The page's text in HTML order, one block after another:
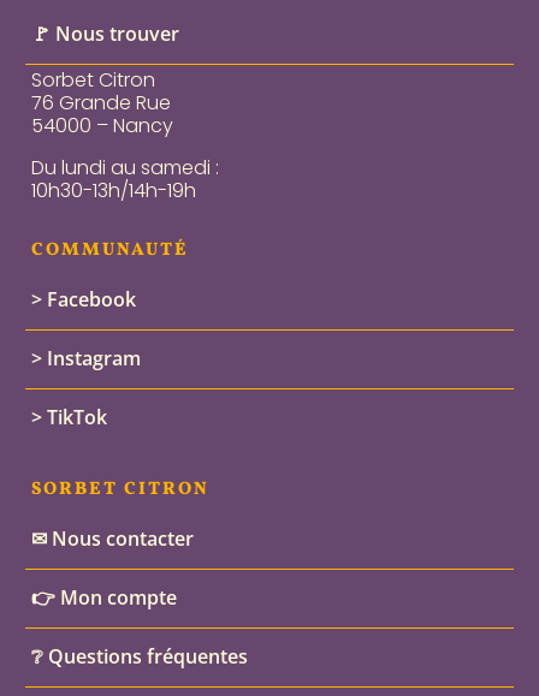
🚩 Nous trouver
Sorbet Citron
76 Grande Rue
54000 – Nancy
Du lundi au samedi :
10h30-13h/14h-19h
COMMUNAUTÉ
> Facebook
> Instagram
> TikTok
SORBET CITRON
✉ Nous contacter
👉 Mon compte
❔ Questions fréquentes